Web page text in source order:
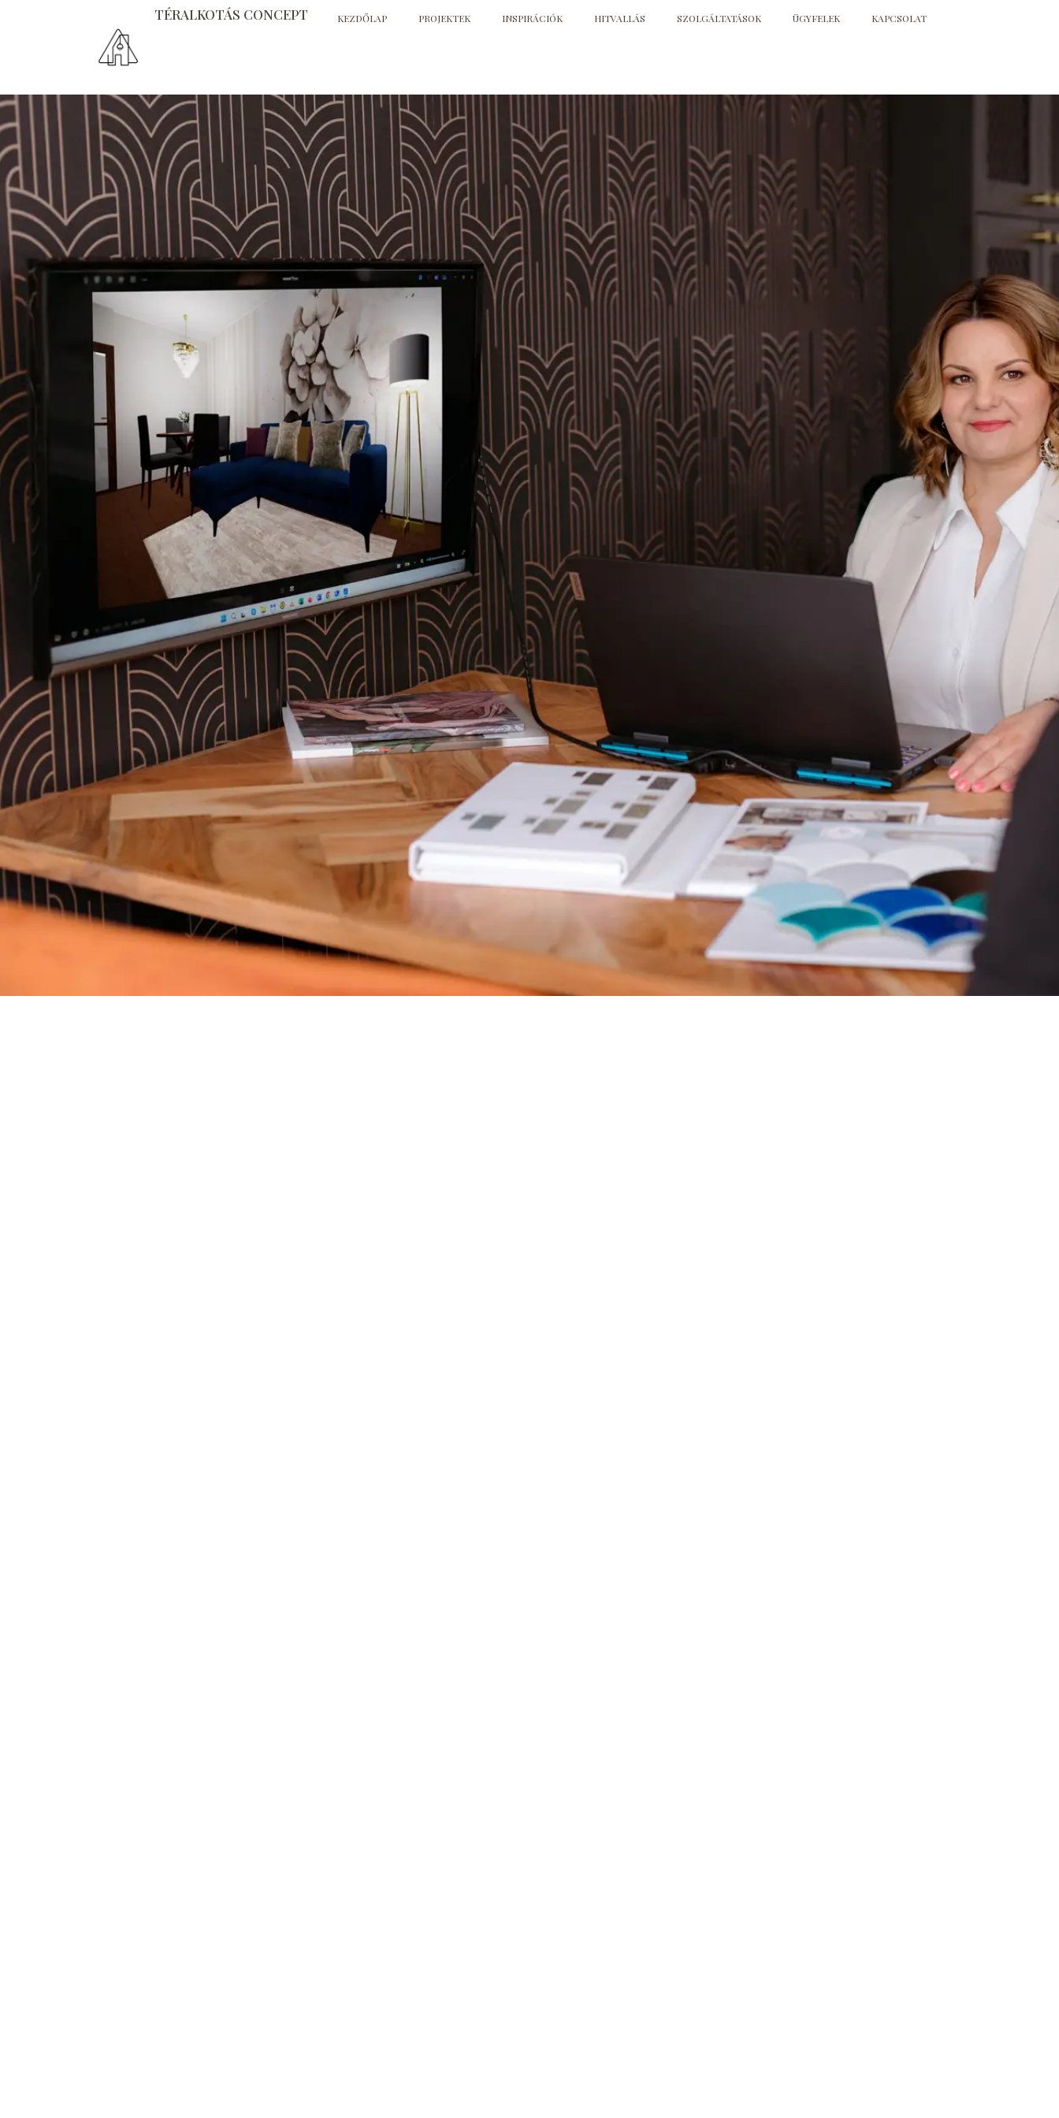
TÉRALKOTÁS CONCEPT KEZDŐLAP PROJEKTEK INSPIRÁCIÓK HITVALLÁS SZOLGÁLTATÁSOK ÜGYFELEK KAPCSOLAT